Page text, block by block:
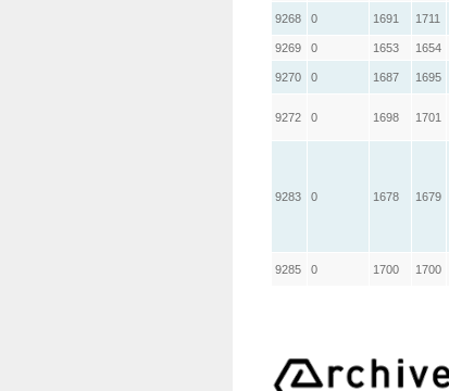
9268 0 1691 1711
9269 0 1653 1654
9270 0 1687 1695
9272 0 1698 1701
9283 0 1678 1679
9285 0 1700 1700